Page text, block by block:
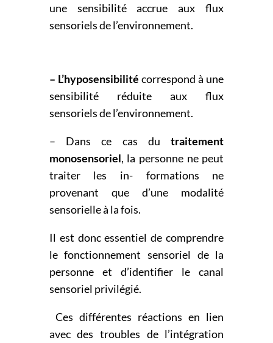
une sensibilité accrue aux flux
sensoriels de l’environnement.
– L’hyposensibilité correspond à une
sensibilité réduite aux flux
sensoriels de l’environnement.
– Dans ce cas dutraitement
monosensoriel, la personne ne peut
traiter les in- formations ne
provenant que d’une modalité
sensorielle à la fois.
Il est donc essentiel de comprendre
le fonctionnement sensoriel de la
personne et d’identifier le canal
sensoriel privilégié.
Ces différentes réactions en lien
avec des troubles de l’intégration